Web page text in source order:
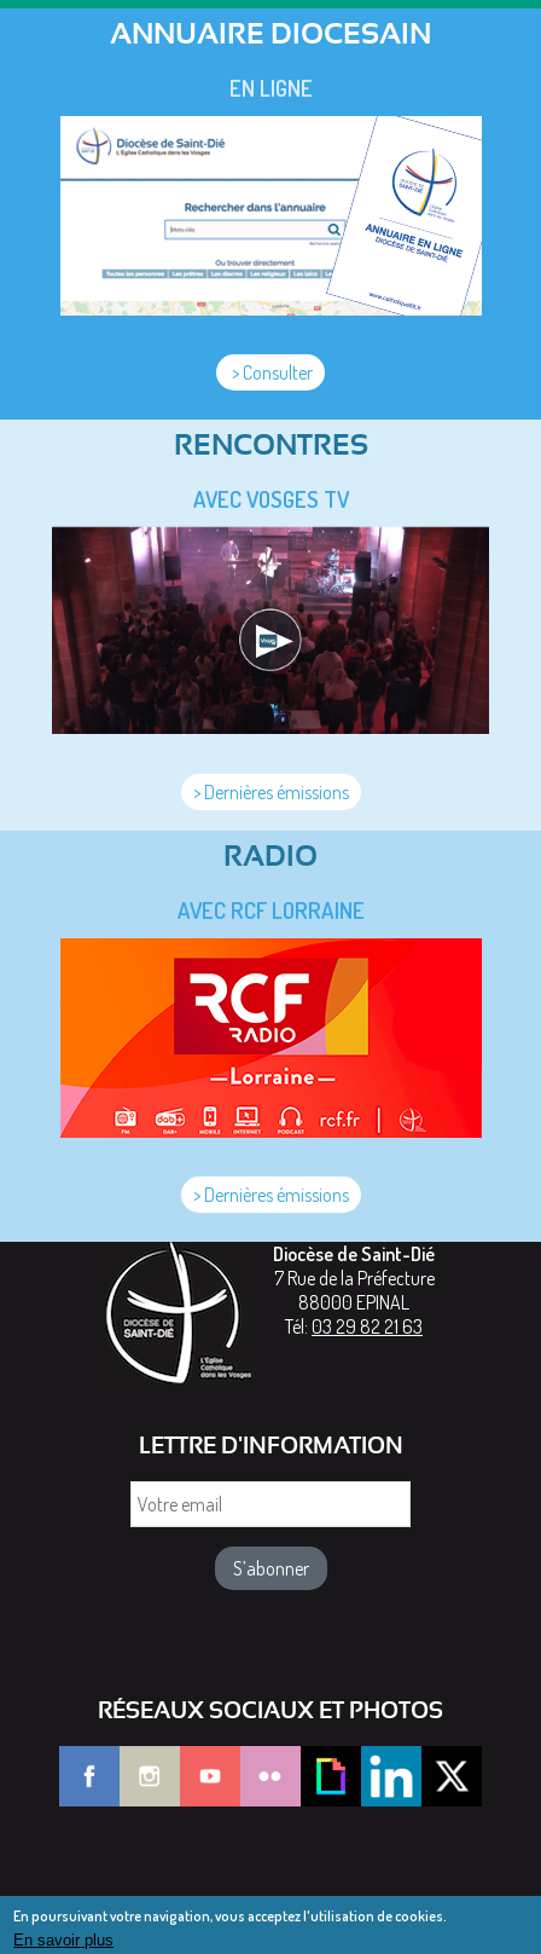
ANNUAIRE DIOCESAIN
EN LIGNE
> Consulter
RENCONTRES
AVEC VOSGES TV
> Dernières émissions
RADIO
AVEC RCF LORRAINE
> Dernières émissions
Diocèse de Saint-Dié
7 Rue de la Préfecture
88000 EPINAL
Tél: 03 29 82 21 63
LETTRE D'INFORMATION
RÉSEAUX SOCIAUX ET PHOTOS
En poursuivant votre navigation, vous acceptez l'utilisation de cookies.
En savoir plus